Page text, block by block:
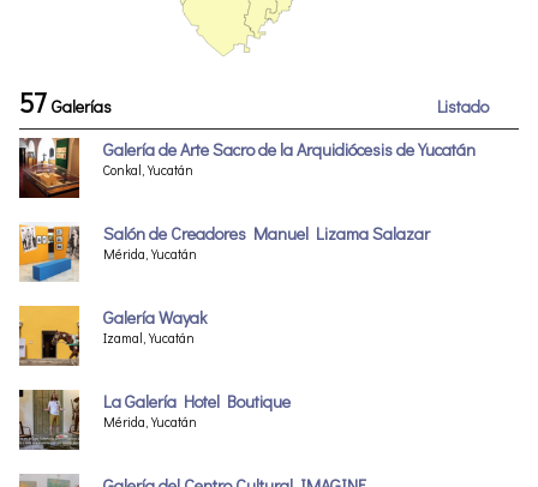
57 Galerías
Listado
Galería de Arte Sacro de la Arquidiócesis de Yucatán
Conkal, Yucatán
Salón de Creadores Manuel Lizama Salazar
Mérida, Yucatán
Galería Wayak
Izamal, Yucatán
La Galería Hotel Boutique
Mérida, Yucatán